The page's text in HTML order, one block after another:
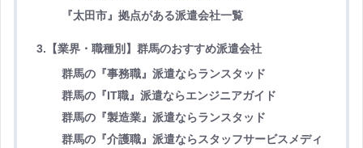
『太田市』拠点がある派遣会社一覧
3.【業界・職種別】群馬のおすすめ派遣会社
群馬の『事務職』派遣ならランスタッド
群馬の『IT職』派遣ならエンジニアガイド
群馬の『製造業』派遣ならランスタッド
群馬の『介護職』派遣ならスタッフサービスメディ